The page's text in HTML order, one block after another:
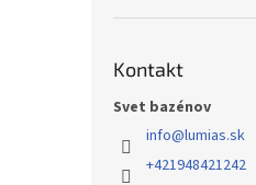
Kontakt
Svet bazénov
info@lumias.sk
+421948421242